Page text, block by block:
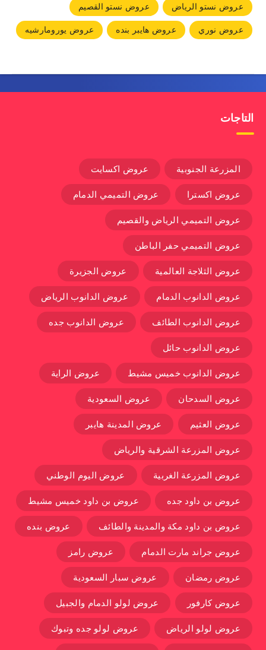
عروض نستو الرياض
عروض نستو القصيم
عروض نوري
عروض هايبر بنده عروض يورومارشيه
التاجات
المزرعة الجنوبية عروض اكسايت
عروض اكسترا عروض التميمي الدمام
عروض التميمي الرياض والقصيم
عروض التميمي حفر الباطن
عروض الثلاجة العالمية عروض الجزيرة
عروض الدانوب الدمام عروض الدانوب الرياض
عروض الدانوب الطائف عروض الدانوب جده
عروض الدانوب حائل
عروض الدانوب خميس مشيط عروض الراية
عروض السدحان عروض السعودية
عروض العثيم عروض المدينة هايبر
عروض المزرعة الشرقية والرياض
عروض المزرعة الغربية عروض اليوم الوطني
عروض بن داود جده عروض بن داود خميس مشيط
عروض بن داود مكة والمدينة والطائف عروض بنده
عروض جراند مارت الدمام عروض رامز
عروض رمضان عروض سبار السعودية
عروض كارفور عروض لولو الدمام والجبيل
عروض لولو الرياض عروض لولو جده وتبوك